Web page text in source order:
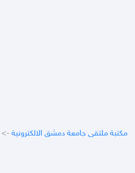
مكتبة ملتقى جامعة دمشق الالكترونية ->